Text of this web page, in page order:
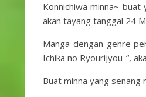
Konnichiwa minna~
akan tayang tanggal 24
Manga dengan genre
Ichika no Ryourijyou-“,
Buat minna yang senang